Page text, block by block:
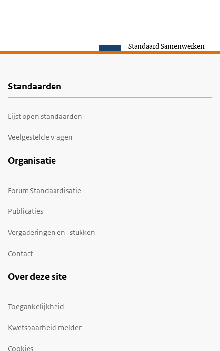
Standaard Samenwerken
Voet
Standaarden
Lijst open standaarden
Veelgestelde vragen
Organisatie
Forum Standaardisatie
Publicaties
Vergaderingen en -stukken
Contact
Over deze site
Toegankelijkheid
Kwetsbaarheid melden
Cookies